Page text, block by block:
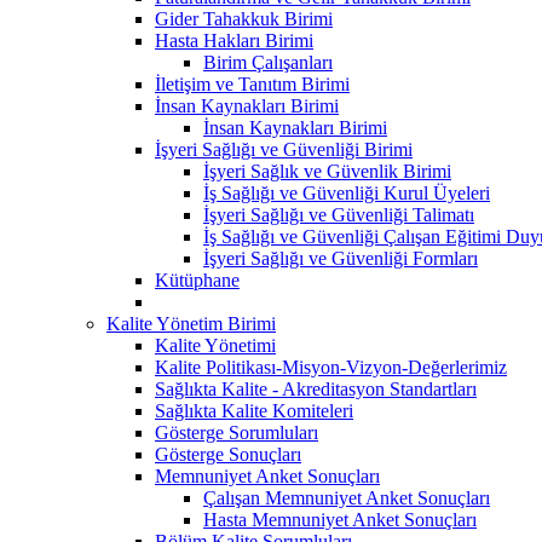
Gider Tahakkuk Birimi
Hasta Hakları Birimi
Birim Çalışanları
İletişim ve Tanıtım Birimi
İnsan Kaynakları Birimi
İnsan Kaynakları Birimi
İşyeri Sağlığı ve Güvenliği Birimi
İşyeri Sağlık ve Güvenlik Birimi
İş Sağlığı ve Güvenliği Kurul Üyeleri
İşyeri Sağlığı ve Güvenliği Talimatı
İş Sağlığı ve Güvenliği Çalışan Eğitimi
İşyeri Sağlığı ve Güvenliği Formları
Kütüphane
Kalite Yönetim Birimi
Kalite Yönetimi
Kalite Politikası-Misyon-Vizyon-Değerlerimiz
Sağlıkta Kalite - Akreditasyon Standartları
Sağlıkta Kalite Komiteleri
Gösterge Sorumluları
Gösterge Sonuçları
Memnuniyet Anket Sonuçları
Çalışan Memnuniyet Anket Sonuçları
Hasta Memnuniyet Anket Sonuçları